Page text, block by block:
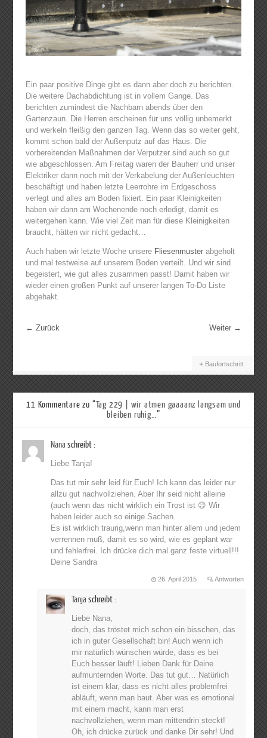
Ein paar positive Dinge gibt es dann aber doch zu berichten.
Die weitere Dachabdichtung ist in vollem Gange. Das
berichten zumindest die Nachbarn abends über den
Gartenzaun. Die Herren erscheinen für uns völlig unbemerkt
und werkeln fleißig den ganzen Tag. Wenn das so weiter geht,
kommt schon bald der Außenputz auf das Haus. Die
vorbereitenden Maßnahmen der Verputzer sind auch so gut
wie abgeschlossen. Am Freitag waren der Bauherr und unser
Elektriker dann noch mit der Verkabelung der Außenleuchten
beschäftigt und haben letzte Leerrohre im Erdgeschoss
verlegt und alles am Boden fixiert. Ein paar Kleinigkeiten
haben wir dann am Wochenende noch erledigt, damit es
weitergehen kann. Wie viel Zeit man für diese Kleinigkeiten
braucht, hätten wir nicht gedacht…
Auch haben wir letzte Woche unsere Fliesenmusterabgeholt
und mal testweise auf unserem Boden verteilt. Und wir sind
begeistert, wie gut alles zusammen passt! Damit haben wir
wieder einen großen Punkt auf unserer langen To-Do Liste
abgehakt.
← Zurück Weiter →
Baufortschritt
11 Kommentare zu “Tag 229 | wir atmen gaaaanz langsam und
bleiben ruhig…”
Nanaschreibt :
Liebe Tanja!
Das tut mir sehr leid für Euch! Ich kann das leider nur
allzu gut nachvollziehen. Aber Ihr seid nicht alleine
(auch wenn das nicht wirklich ein Trost ist 😉 Wir
haben leider auch so einige Sachen.
Es ist wirklich traurig,wenn man hinter allem und jedem
verrennen muß, damit es so wird, wie es geplant war
und fehlerfrei. Ich drücke dich mal ganz feste virtuell!!!
Deine Sandra
26. April 2015 Antworten
Tanja schreibt :
Liebe Nana,
doch, das tröstet mich schon ein bisschen, das
ich in guter Gesellschaft bin! Auch wenn ich
mir natürlich wünschen würde, dass es bei
Euch besser läuft! Lieben Dank für Deine
aufmunternden Worte. Das tut gut… Natürlich
ist einem klar, dass es nicht alles problemfrei
abläuft, wenn man baut. Aber was es emotional
mit einem macht, kann man erst
nachvollziehen, wenn man mittendrin steckt!
Oh, ich drücke zurück und danke Dir sehr! Und